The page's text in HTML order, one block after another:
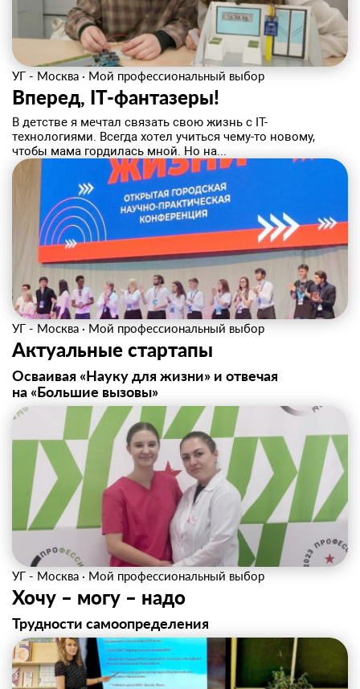
УГ - Москва · Мой профессиональный выбор
Вперед, IT-фантазеры!
В детстве я мечтал связать свою жизнь с IT-
технологиями. Всегда хотел учиться чему-то новому,
чтобы мама гордилась мной. Но на...
УГ - Москва · Мой профессиональный выбор
Актуальные стартапы
Осваивая «Науку для жизни» и отвечая
на «Большие вызовы»
УГ - Москва · Мой профессиональный выбор
Хочу – могу – надо
Трудности самоопределения